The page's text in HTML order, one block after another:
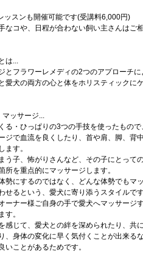
ッスンも開催可能です(受講料6,000円)
なコや、日程が合わない飼い主さんはご
は...
とフラワーレメディの2つのアプローチに
愛犬の両方の心と体をホリスティックに
ッサージ...
る・ひっぱりの3つの手技を使ったもので
ジで血流を良くしたり、首や肩、脚、背
ます。
う子、怖がりさんなど、その子にとって
所を重点的にマッサージします。
勢にするのではなく、どんな体勢でもマ
せるという、愛犬に寄り添うスタイルで
ーナー様ご自身の手で愛犬へマッサージ
す。
感じて、愛犬との絆を深められたり、共
、身体の変化に早く気付くことが出来る
いことがあるためです。